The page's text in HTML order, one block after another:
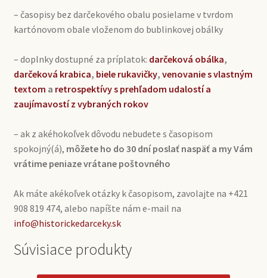
– časopisy bez darčekového obalu posielame v tvrdom
kartónovom obale vloženom do bublinkovej obálky
– doplnky dostupné za príplatok: darčeková obálka,
darčeková krabica, biele rukavičky, venovanie s vlastným
textom a retrospektívy s prehľadom udalostí a
zaujímavostí z vybraných rokov
– ak z akéhokoľvek dôvodu nebudete s časopisom
spokojný(á), môžete ho do 30 dní poslať naspäť a my Vám
vrátime peniaze vrátane poštovného
Ak máte akékoľvek otázky k časopisom, zavolajte na +421
908 819 474, alebo napíšte nám e-mail na
info@historickedarceky.sk
Súvisiace produkty